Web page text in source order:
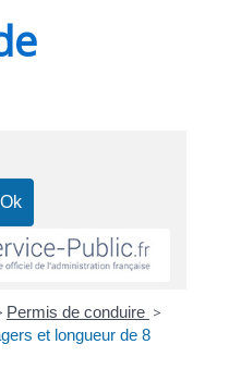
Permis de conduire >
et longueur de 8